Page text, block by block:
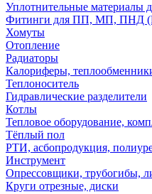
Уплотнительные материалы
Фитинги для ПП, МП, ПНД
Хомуты
Отопление
Радиаторы
Калориферы,
Теплоноситель
Гидравлические разделители
Котлы
Тепловое оборудование,
Тёплый пол
РТИ, асбопродукция,
Инструмент
Опрессовщики, трубогибы,
Круги отрезные, диски